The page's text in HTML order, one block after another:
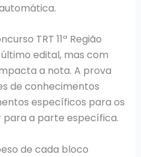
TRT 11ª Região
edital, mas com
a nota. A prova
de conhecimentos
específicos para os
para a parte específica.
de cada bloco